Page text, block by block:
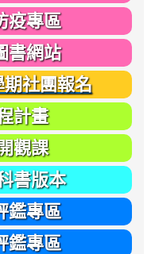
疫專區
書網站
期社團報名
程計畫
開觀課
書版本
鑑專區
鑑專區